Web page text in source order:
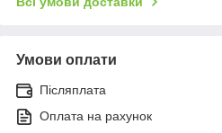
Умови оплати
Післяплата
Оплата на рахунок